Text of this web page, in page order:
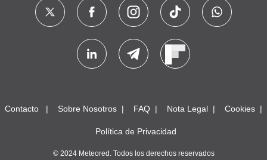
Contacto Sobre Nosotros FAQ Nota Legal Cookies
Política de Privacidad
© 2024 Meteored. Todos los derechos reservados